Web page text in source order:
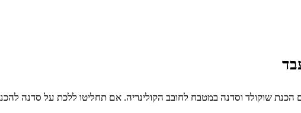
הכנת שוקולד וסדנה במטבח לחובב הקולינריה. אם תחליטו ללכת על סדנה